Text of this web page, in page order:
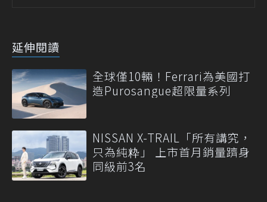
延伸閱讀
全球僅10輛！Ferrari為美國打
造Purosangue超限量系列
NISSAN X-TRAIL「所有講究，
只為純粋」 上市首月銷量躋身
同級前3名